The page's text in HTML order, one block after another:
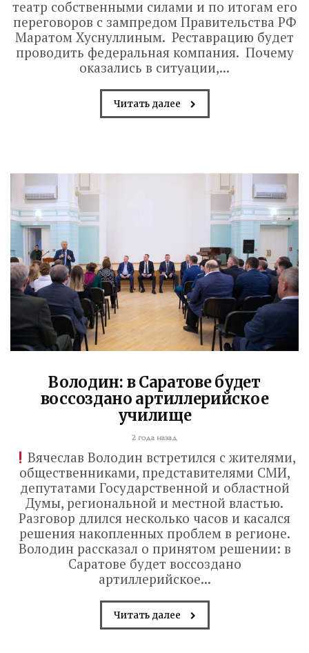
театр собственными силами и по итогам его
переговоров с зампредом Правительства РФ
Маратом Хуснуллиным. Реставрацию будет
проводить федеральная компания. Почему
оказались в ситуации,...
Читать далее
Володин: в Саратове будет
воссоздано артиллерийское
училище
2 года назад
Вячеслав Володин встретился с жителями,
общественниками, представителями СМИ,
депутатами Государственной и областной
Думы, региональной и местной властью.
Разговор длился несколько часов и касался
решения накопленных проблем в регионе.
Володин рассказал о принятом решении: в
Саратове будет воссоздано
артиллерийское...
Читать далее